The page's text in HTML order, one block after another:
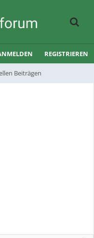
Beiträgen
REGISTRIEREN